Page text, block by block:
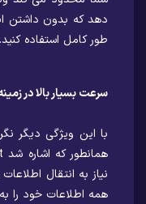
دهد که بدون داشتن
طور کامل استفاده کنید.
سرعت بسیار بالا در
با این ویژگی دیگر
نیاز به انتقال
همه اطلاعات خود را